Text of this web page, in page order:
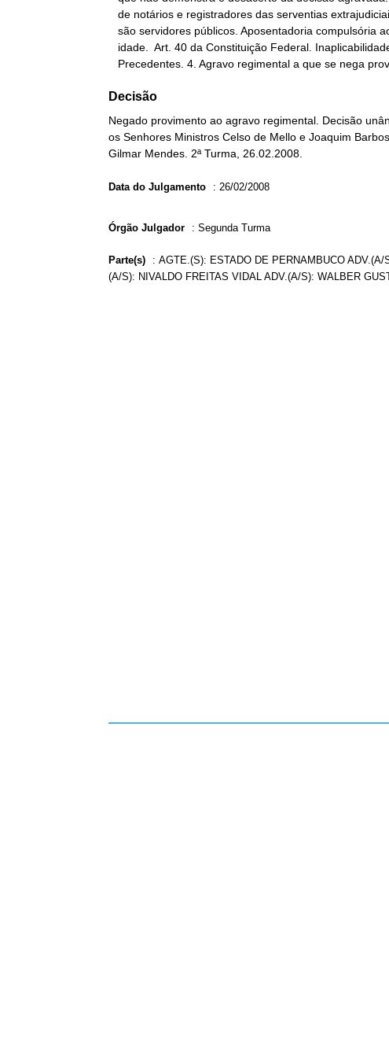
Precedentes. 4. Agravo regimental a que se nega
Decisão
Negado provimento ao agravo regimental. Decisão
os Senhores Ministros Celso de Mello e Joaquim
Gilmar Mendes. 2ª Turma, 26.02.2008.
Data do Julgamento : 26/02/2008
Órgão Julgador : Segunda Turma
Parte(s) : AGTE.(S): ESTADO DE PERNAMBUCO
(A/S): NIVALDO FREITAS VIDAL ADV.(A/S): WALBER